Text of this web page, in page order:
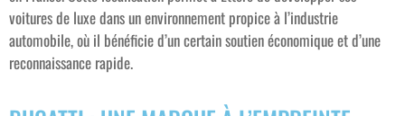
voitures de luxe dans un environnement propice à l’industrie
automobile, où il bénéficie d’un certain soutien économique et d’une
reconnaissance rapide.